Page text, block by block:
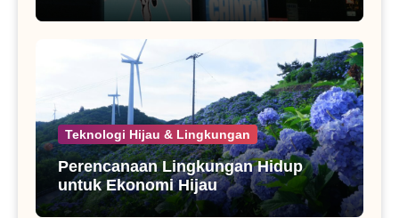
Teknologi Hijau & Lingkungan
Perencanaan Lingkungan Hidup
untuk Ekonomi Hijau